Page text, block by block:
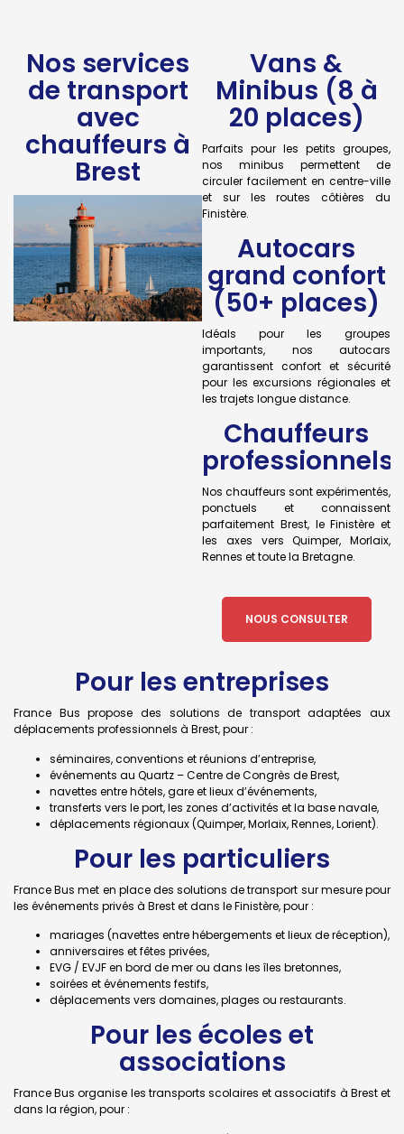
Pour les entreprises
France Bus propose des solutions de transport adaptées aux
déplacements professionnels à Brest, pour :
séminaires, conventions et réunions d’entreprise,
événements au Quartz – Centre de Congrès de Brest,
navettes entre hôtels, gare et lieux d’événements,
transferts vers le port, les zones d’activités et la base navale,
déplacements régionaux (Quimper, Morlaix, Rennes, Lorient).
Pour les particuliers
France Bus met en place des solutions de transport sur mesure pour
les événements privés à Brest et dans le Finistère, pour :
mariages (navettes entre hébergements et lieux de réception),
anniversaires et fêtes privées,
EVG / EVJF en bord de mer ou dans les îles bretonnes,
soirées et événements festifs,
déplacements vers domaines, plages ou restaurants.
Pour les écoles et
associations
France Bus organise les transports scolaires et associatifs à Brest et
dans la région, pour :
Nos services
de transport
avec
chauffeurs à
Brest
Vans &
Minibus (8 à
20 places)
Parfaits pour les petits groupes,
nos minibus permettent de
circuler facilement en centre-ville
et sur les routes côtières du
Finistère.
Autocars
grand confort
(50+ places)
Idéals pour les groupes
importants, nos autocars
garantissent confort et sécurité
pour les excursions régionales et
les trajets longue distance.
Chauffeurs
professionnels
Nos chauffeurs sont expérimentés,
ponctuels et connaissent
parfaitement Brest, le Finistère et
les axes vers Quimper, Morlaix,
Rennes et toute la Bretagne.
NOUS CONSULTER